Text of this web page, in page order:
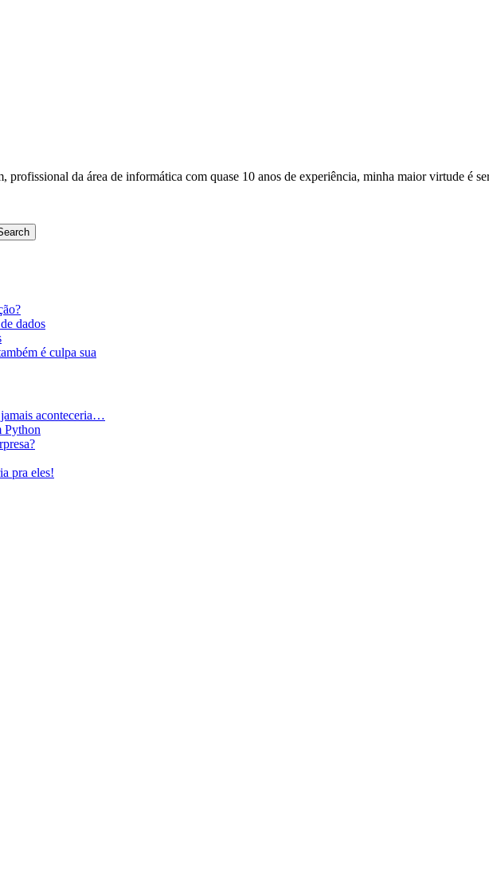
profissional da área de informática com quase 10 anos de experiência, minha maior virtude é
dados
é culpa sua
aconteceria…
Python
pra eles!